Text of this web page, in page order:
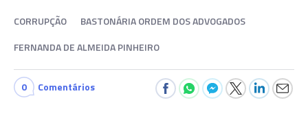
CORRUPÇÃO
BASTONÁRIA ORDEM DOS ADVOGADOS
FERNANDA DE ALMEIDA PINHEIRO
0 Comentários